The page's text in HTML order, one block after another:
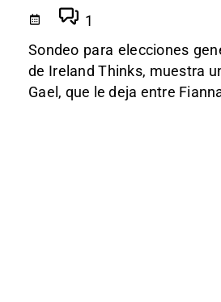
1
Sondeo para elecciones
de Ireland Thinks, muestra
Gael, que le deja entre